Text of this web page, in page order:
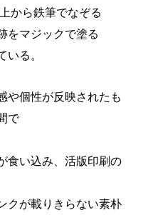
から鉄筆でなぞる
マジックで塗る
る。
や個性が反映されたも
で
食い込み、活版印刷の
クが載りきらない素朴